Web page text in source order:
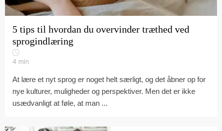
5 tips til hvordan du overvinder træthed ved
sprogindlæring
4 min
At lære et nyt sprog er noget helt særligt, og det åbner op for
nye kulturer, muligheder og perspektiver. Men det er ikke
usædvanligt at føle, at man ...